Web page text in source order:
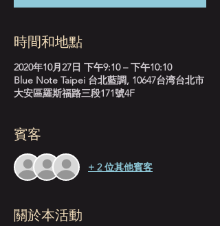
時間和地點
2020年10月27日 下午9:10 – 下午10:10
Blue Note Taipei 台北藍調, 10647台湾台北市
大安區羅斯福路三段171號4F
賓客
+ 2 位其他賓客
關於本活動